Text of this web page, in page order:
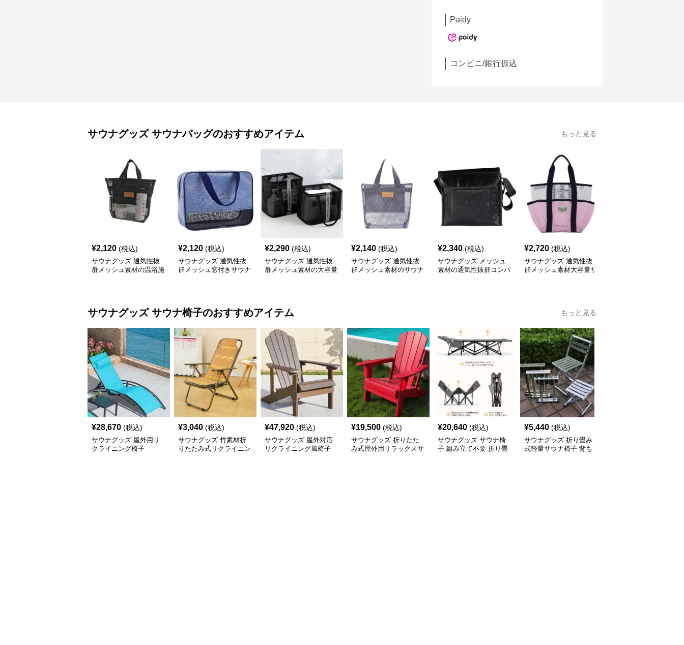
Paidy
コンビニ/銀行振込
サウナグッズ サウナバッグのおすすめアイテム もっと見る
¥2,120 (税込)
サウナグッズ 通気性抜
群メッシュ素材の温浴施
¥2,120 (税込)
サウナグッズ 通気性抜
群メッシュ窓付きサウナ
¥2,290 (税込)
サウナグッズ 通気性抜
群メッシュ素材の大容量
¥2,140 (税込)
サウナグッズ 通気性抜
群メッシュ素材のサウナ
¥2,340 (税込)
サウナグッズ メッシュ
素材の通気性抜群コンパ
¥2,720 (税込)
サウナグッズ 通気性抜
群メッシュ素材大容量サ
サウナグッズ サウナ椅子のおすすめアイテム もっと見る
¥28,670 (税込)
サウナグッズ 屋外用リ
クライニング椅子
¥3,040 (税込)
サウナグッズ 竹素材折
りたたみ式リクライニン
¥47,920 (税込)
サウナグッズ 屋外対応
リクライニング風椅子
¥19,500 (税込)
サウナグッズ 折りたた
み式屋外用リラックスサ
¥20,640 (税込)
サウナグッズ サウナ椅
子 組み立て不要 折り畳
¥5,440 (税込)
サウナグッズ 折り畳み
式軽量サウナ椅子 背も